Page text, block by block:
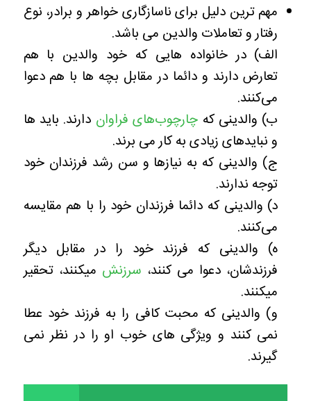
مهم ترین دلیل برای ناسازگاری خواهر و برادر، نوع
رفتار و تعاملات والدین می باشد.
الف) در خانواده هایی که خود والدین با هم
تعارض دارند و دائما در مقابل بچه ها با هم دعوا
می‌کنند.
ب) والدینی که چارچوب‌های فراوان دارند. باید ها
و نبایدهای زیادی به کار می برند.
ج) والدینی که به نیازها و سن رشد فرزندان خود
توجه ندارند.
د) والدینی که دائما فرزندان خود را با هم مقایسه
می‌کنند.
ه) والدینی که فرزند خود را در مقابل دیگر
فرزندشان، دعوا می کنند، سرزنش میکنند، تحقیر
میکنند.
و) والدینی که محبت کافی را به فرزند خود عطا
نمی کنند و ویژگی های خوب او را در نظر نمی
گیرند.